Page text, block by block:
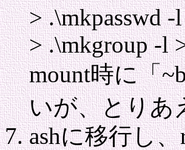
> .\mkpasswd
> .\mkgroup -l
mount時に「
いが、とりあ
ashに移行し